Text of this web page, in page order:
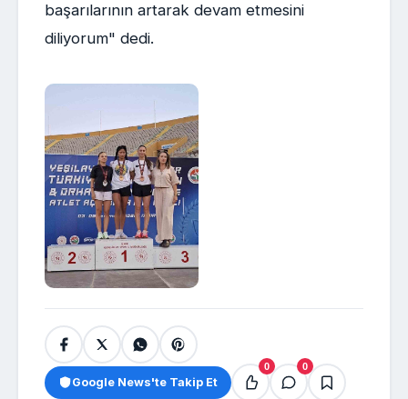
başarılarının artarak devam etmesini
diliyorum" dedi.
Google News'te Takip Et
0 0